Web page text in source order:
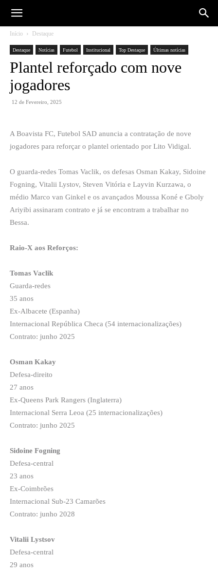
Início Destaque
Destaque Notícias Futebol Institucional Top Destaque Últimas notícias
Plantel reforçado com nove
jogadores
12 de Fevereiro, 2025
A Boavista FC, Futebol SAD anuncia a contratação de nove
jogadores para reforçar o plantel orientado por Lito Vidigal.
O guarda-redes Tomas Vaclik, os defesas Osman Kakay, Sidoine
Fogning, Vitalii Lystov, Steven Vitória e Layvin Kurzawa, o
médio Marco van Ginkel e os avançados Moussa Koné e Gboly
Ariyibi assinaram contrato e já se encontram a trabalhar no
Bessa.
Raio-X aos Reforços:
Tomas Vaclik
Guarda-redes
35 anos
Ex-Albacete (Espanha)
Internacional República Checa (54 internacionalizações)
Contrato: junho 2025
Osman Kakay
Defesa-direito
27 anos
Ex-Queens Park Rangers (Inglaterra)
Internacional Serra Leoa (25 internacionalizações)
Contrato: junho 2025
Sidoine Fogning
Defesa-central
23 anos
Ex-Coimbrões
Internacional Sub-23 Camarões
Contrato: junho 2028
Vitalii Lystsov
Defesa-central
29 anos